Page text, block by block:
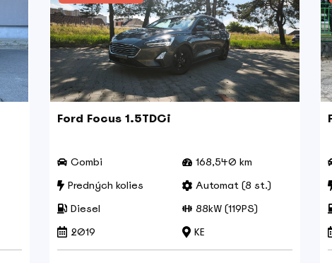
Ford Focus 1.5TDCi
Combi
168,540 km
Predných kolies
Automat (8 st.)
Diesel
88kW (119PS)
2019
KE